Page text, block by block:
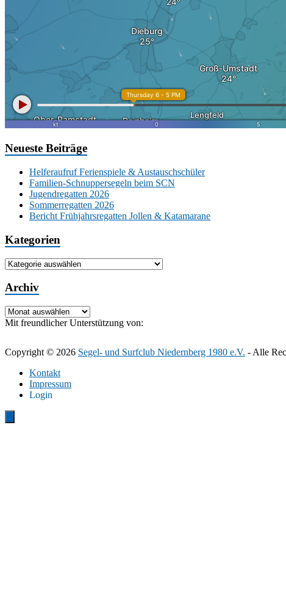
Neueste Beiträge
Helferaufruf Ferienspiele & Austauschschüler
Familien-Schnuppersegeln beim SCN
Jugendregatten 2026
Sommerregatten 2026
Bericht Frühjahrsregatten Jollen & Katamarane
Kategorien
Kategorien
Archiv
Archiv
Mit freundlicher Unterstützung von:
Copyright © 2026 Segel- und Surfclub Niedernberg 1980 e.V. - Alle
Kontakt
Impressum
Login